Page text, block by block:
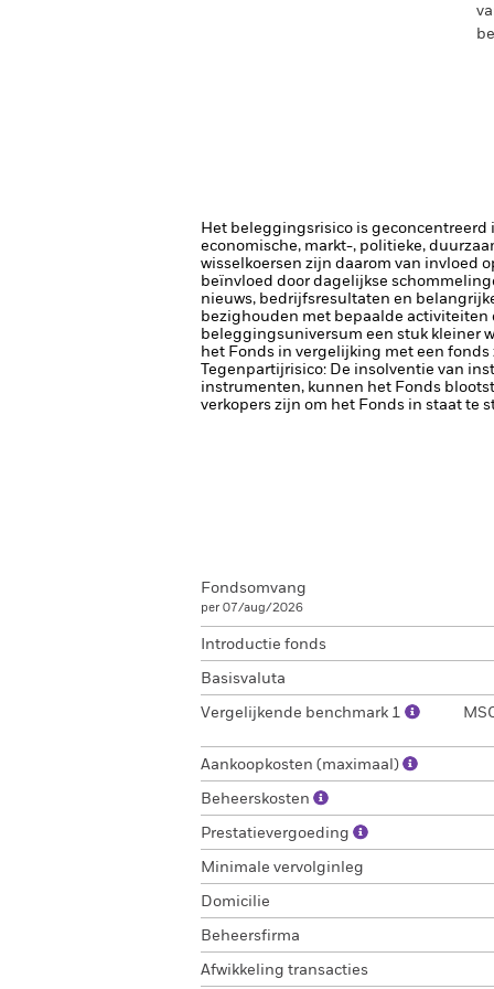
Het beleggingsrisico is geconcentreerd
economische, markt-, politieke,
wisselkoersen zijn daarom van invloed
beïnvloed door dagelijkse
nieuws, bedrijfsresultaten en
bezighouden met bepaalde activiteiten
beleggingsuniversum een stuk kleiner
het Fonds in vergelijking met een
Tegenpartijrisico: De insolventie van
instrumenten, kunnen het Fonds
verkopers zijn om het Fonds in staat te
Fondsomvang
per 07/aug/2026
Introductie fonds
Basisvaluta
Vergelijkende benchmark 1
Aankoopkosten (maximaal)
Beheerskosten
Prestatievergoeding
Minimale vervolginleg
Domicilie
Beheersfirma
Afwikkeling transacties